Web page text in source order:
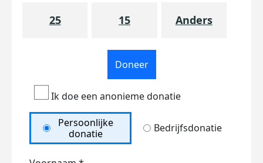
25 15 Anders
Doneer
Ik doe een anonieme donatie
Persoonlijke
donatie
Bedrijfsdonatie